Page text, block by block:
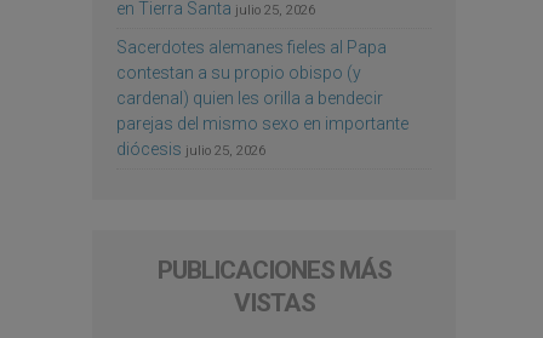
en Tierra Santa julio 25, 2026
Sacerdotes alemanes fieles al Papa
contestan a su propio obispo (y
cardenal) quien les orilla a bendecir
parejas del mismo sexo en importante
diócesis julio 25, 2026
PUBLICACIONES MÁS
VISTAS